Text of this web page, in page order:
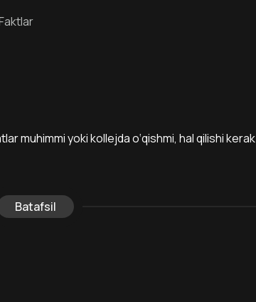
muhimmi yoki kollejda o‘qishmi, hal qilishi kerak
Batafsil